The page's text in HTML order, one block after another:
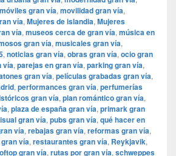
móviles gran vía, movilidad gran vía,
vía, Mujeres de islandia, Mujeres
vía, museos cerca de gran vía, música en
gran vía, musicales gran vía,
, noticias gran vía, obras gran vía, ocio gran
vía, parejas en gran vía, parking gran vía,
gran vía, películas grabadas gran vía,
, performances gran vía, perfumerías
gran vía, plan romántico gran vía,
, plaza de españa gran vía, primark gran
gran vía, pubs gran vía, qué hacer en
vía, rebajas gran vía, reformas gran vía,
vía, restaurantes gran vía, Reykjavik,
gran vía, rutas por gran vía, schweppes